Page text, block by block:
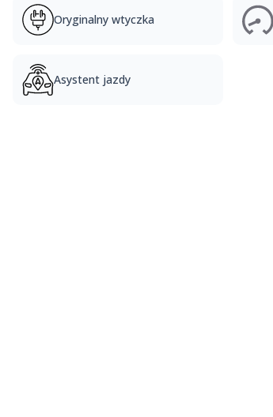
Oryginalny wtyczka
Asystent jazdy